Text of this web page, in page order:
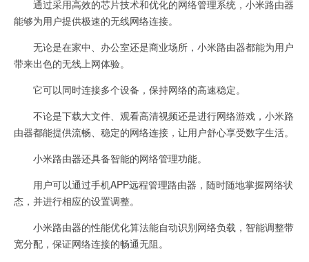
通过采用高效的芯片技术和优化的网络管理系统，小米路由器
能够为用户提供极速的无线网络连接。
无论是在家中、办公室还是商业场所，小米路由器都能为用户
带来出色的无线上网体验。
它可以同时连接多个设备，保持网络的高速稳定。
不论是下载大文件、观看高清视频还是进行网络游戏，小米路
由器都能提供流畅、稳定的网络连接，让用户舒心享受数字生活。
小米路由器还具备智能的网络管理功能。
用户可以通过手机APP远程管理路由器，随时随地掌握网络状
态，并进行相应的设置调整。
小米路由器的性能优化算法能自动识别网络负载，智能调整带
宽分配，保证网络连接的畅通无阻。